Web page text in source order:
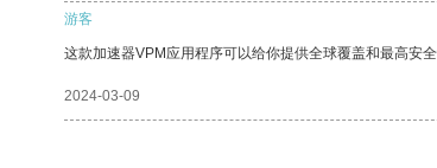
游客
这款加速器VPM应用程序可以给你提供全球覆盖和最高安全
2024-03-09